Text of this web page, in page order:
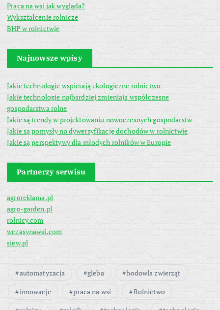
Praca na wsi jak wygląda?
Wykształcenie rolnicze
BHP w rolnictwie
Najnowsze wpisy
Jakie technologie wspierają ekologiczne rolnictwo
Jakie technologie najbardziej zmieniają współczesne
gospodarstwa rolne
Jakie są trendy w projektowaniu nowoczesnych gospodarstw
Jakie są pomysły na dywersyfikację dochodów w rolnictwie
Jakie są perspektywy dla młodych rolników w Europie
Partnerzy serwisu
agroreklama.pl
agro-garden.pl
rolnicy.com
wczasynawsi.com
siew.pl
automatyzacja gleba
hodowla zwierząt
innowacje
praca na wsi
Rolnictwo